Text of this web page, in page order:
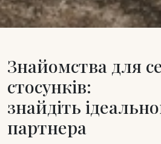
Знайомства для
стосунків:
знайдіть
партнера